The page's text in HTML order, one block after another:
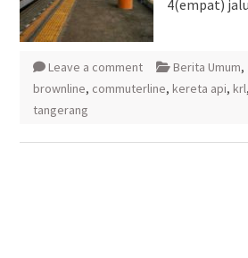
4(empat)
Leave a comment Berita Umum,
brownline, commuterline, kereta api, krl,
tangerang